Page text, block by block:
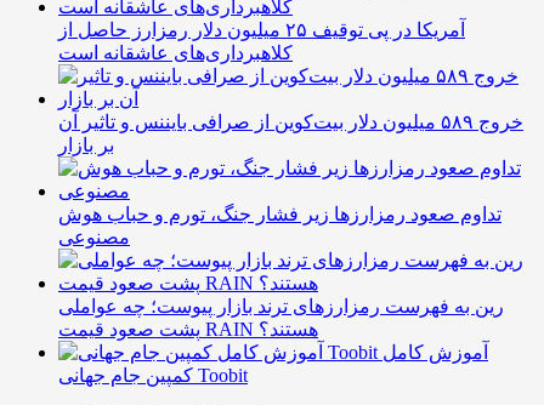
آمریکا در پی توقیف ۲۵ میلیون دلار رمزارز حاصل از
کلاهبرداری‌های عاشقانه است
خروج ۵۸۹ میلیون دلار بیت‌کوین از صرافی بایننس و تاثیر آن
بر بازار
تداوم صعود رمزارزها زیر فشار جنگ، تورم و حباب هوش
مصنوعی
رین به فهرست رمزارزهای ترند بازار پیوست؛ چه عواملی
پشت صعود قیمت RAIN هستند؟
آموزش کامل
کمپین جام جهانی Toobit